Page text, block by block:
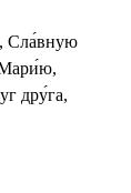
Сла́вную
дру́га,